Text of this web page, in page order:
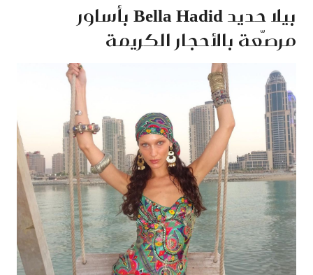
بيلا حديد Bella Hadid بأساور
مرصّعة بالأحجار الكريمة